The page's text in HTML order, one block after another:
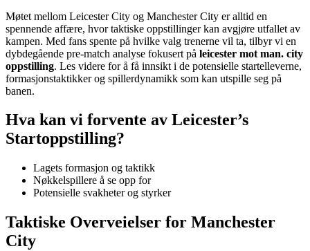
Møtet mellom Leicester City og Manchester City er alltid en
spennende affære, hvor taktiske oppstillinger kan avgjøre utfallet av
kampen. Med fans spente på hvilke valg trenerne vil ta, tilbyr vi en
dybdegående pre-match analyse fokusert på leicester mot man. city
oppstilling. Les videre for å få innsikt i de potensielle startelleverne,
formasjonstaktikker og spillerdynamikk som kan utspille seg på
banen.
Hva kan vi forvente av Leicester’s
Startoppstilling?
Lagets formasjon og taktikk
Nøkkelspillere å se opp for
Potensielle svakheter og styrker
Taktiske Overveielser for Manchester
City